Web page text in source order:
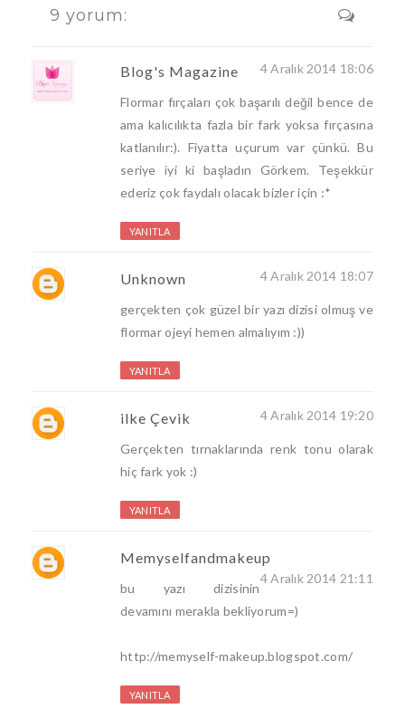
9 yorum:
Blog's Magazine 4 Aralık 2014 18:06
Flormar fırçaları çok başarılı değil bence de
ama kalıcılıkta fazla bir fark yoksa fırçasına
katlanılır:). Fiyatta uçurum var çünkü. Bu
seriye iyi ki başladın Görkem. Teşekkür
ederiz çok faydalı olacak bizler için :*
YANITLA
Unknown 4 Aralık 2014 18:07
gerçekten çok güzel bir yazı dizisi olmuş ve
flormar ojeyi hemen almalıyım :))
YANITLA
ilke Çevik 4 Aralık 2014 19:20
Gerçekten tırnaklarında renk tonu olarak
hiç fark yok :)
YANITLA
Memyselfandmakeup
4 Aralık 2014 21:11
bu yazı dizisinin
devamını merakla bekliyorum=)
http://memyself-makeup.blogspot.com/
YANITLA